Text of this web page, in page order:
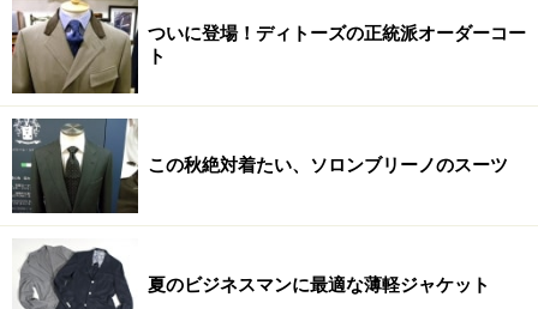
ついに登場！ディトーズの正統派オーダーコー
ト
この秋絶対着たい、ソロンブリーノのスーツ
夏のビジネスマンに最適な薄軽ジャケット